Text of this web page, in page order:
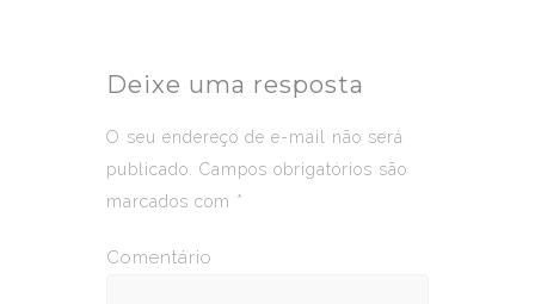
Deixe uma resposta
O seu endereço de e-mail não será
publicado.
Campos obrigatórios são
marcados com *
Comentário